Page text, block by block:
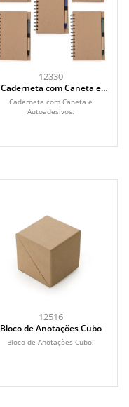
12330
Caderneta com Caneta e
Autoadesivos
Caderneta com Caneta e
Autoadesivos.
12516
Bloco de Anotações Cubo
Bloco de Anotações Cubo.